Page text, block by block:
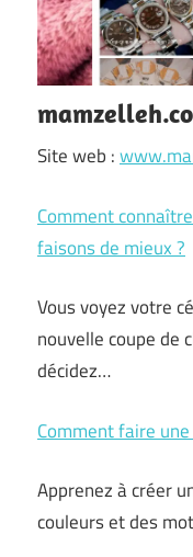
Site web :
Comment
faisons de mieux ?
Vous voyez votre
nouvelle coupe de
décidez…
Comment faire
Apprenez à créer
couleurs et des